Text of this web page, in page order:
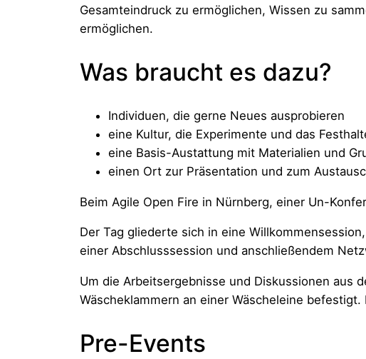
Gesamteindruck zu ermöglichen, Wissen zu
ermöglichen.
Was braucht es dazu?
Individuen, die gerne Neues ausprobieren
eine Kultur, die Experimente und das
eine Basis-Austattung mit Materialien und
einen Ort zur Präsentation und zum
Beim Agile Open Fire in Nürnberg, einer Un-
Der Tag gliederte sich in eine
einer Abschlusssession und anschließendem
Um die Arbeitsergebnisse und Diskussionen aus
Wäscheklammern an einer Wäscheleine
Pre-Events